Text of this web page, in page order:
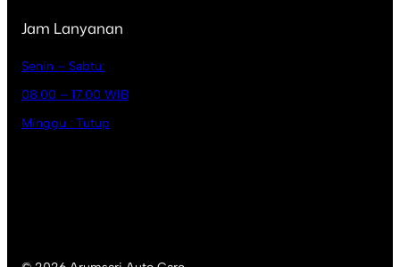
Jam Lanyanan
Senin – Sabtu:
08.00 – 17.00 WIB
Minggu : Tutup